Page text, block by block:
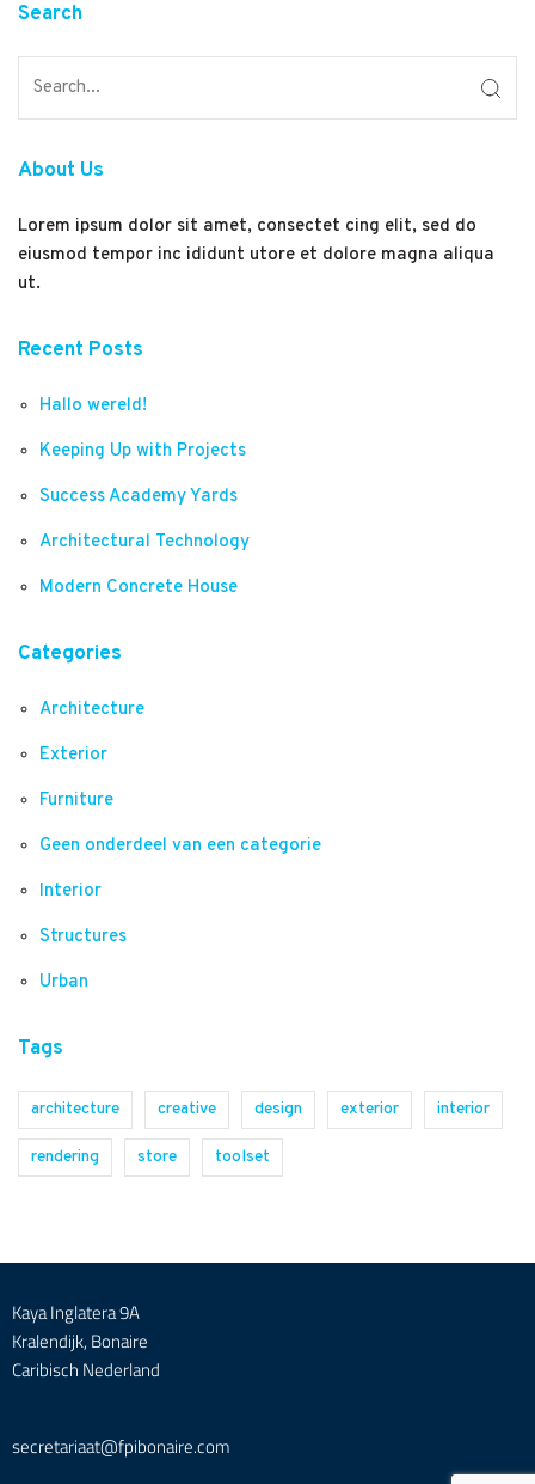
Search
About Us
Lorem ipsum dolor sit amet, consectet cing elit, sed do
eiusmod tempor inc ididunt utore et dolore magna aliqua
ut.
Recent Posts
Hallo wereld!
Keeping Up with Projects
Success Academy Yards
Architectural Technology
Modern Concrete House
Categories
Architecture
Exterior
Furniture
Geen onderdeel van een categorie
Interior
Structures
Urban
Tags
architecture creative design exterior interior
rendering store toolset
Kaya Inglatera 9A
Kralendijk, Bonaire
Caribisch Nederland
secretariaat@fpibonaire.com